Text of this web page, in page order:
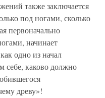
также заключается
под ногами, сколько
первоначально
начинает
одно из начал
себе, каково должно
древу»!